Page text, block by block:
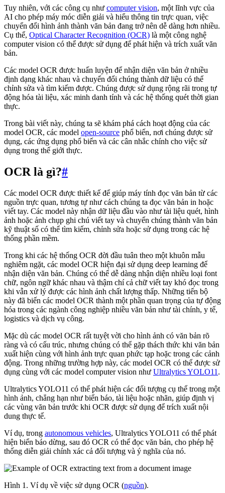
Tuy nhiên, với các công cụ như computer vision, một lĩnh vực của
AI cho phép máy móc diễn giải và hiểu thông tin trực quan, việc
chuyển đổi hình ảnh thành văn bản đang trở nên dễ dàng hơn nhiều.
Cụ thể, Optical Character Recognition (OCR) là một công nghệ
computer vision có thể được sử dụng để phát hiện và trích xuất văn
bản.
Các model OCR được huấn luyện để nhận diện văn bản ở nhiều
định dạng khác nhau và chuyển đổi chúng thành dữ liệu có thể
chỉnh sửa và tìm kiếm được. Chúng được sử dụng rộng rãi trong tự
động hóa tài liệu, xác minh danh tính và các hệ thống quét thời gian
thực.
Trong bài viết này, chúng ta sẽ khám phá cách hoạt động của các
model OCR, các model open-source phổ biến, nơi chúng được sử
dụng, các ứng dụng phổ biến và các cân nhắc chính cho việc sử
dụng trong thế giới thực.
OCR là gì?#
Các model OCR được thiết kế để giúp máy tính đọc văn bản từ các
nguồn trực quan, tương tự như cách chúng ta đọc văn bản in hoặc
viết tay. Các model này nhận dữ liệu đầu vào như tài liệu quét, hình
ảnh hoặc ảnh chụp ghi chú viết tay và chuyển chúng thành văn bản
kỹ thuật số có thể tìm kiếm, chỉnh sửa hoặc sử dụng trong các hệ
thống phần mềm.
Trong khi các hệ thống OCR đời đầu tuân theo một khuôn mẫu
nghiêm ngặt, các model OCR hiện đại sử dụng deep learning để
nhận diện văn bản. Chúng có thể dễ dàng nhận diện nhiều loại font
chữ, ngôn ngữ khác nhau và thậm chí cả chữ viết tay khó đọc trong
khi vẫn xử lý được các hình ảnh chất lượng thấp. Những tiến bộ
này đã biến các model OCR thành một phần quan trọng của tự động
hóa trong các ngành công nghiệp nhiều văn bản như tài chính, y tế,
logistics và dịch vụ công.
Mặc dù các model OCR rất tuyệt vời cho hình ảnh có văn bản rõ
ràng và có cấu trúc, nhưng chúng có thể gặp thách thức khi văn bản
xuất hiện cùng với hình ảnh trực quan phức tạp hoặc trong các cảnh
động. Trong những trường hợp này, các model OCR có thể được sử
dụng cùng với các model computer vision như Ultralytics YOLO11 .
Ultralytics YOLO11 có thể phát hiện các đối tượng cụ thể trong một
hình ảnh, chẳng hạn như biển báo, tài liệu hoặc nhãn, giúp định vị
các vùng văn bản trước khi OCR được sử dụng để trích xuất nội
dung thực tế.
Ví dụ, trong autonomous vehicles, Ultralytics YOLO11 có thể phát
hiện biển báo dừng, sau đó OCR có thể đọc văn bản, cho phép hệ
thống diễn giải chính xác cả đối tượng và ý nghĩa của nó.
Hình 1. Ví dụ về việc sử dụng OCR (nguồn).